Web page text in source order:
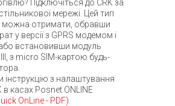
Підключіться до CRK за
мережі. Цей тип
можна отримати, обравши
у версії з GPRS модемом і
встановивши модуль
з micro SIM-картою будь-
інструкцію з налаштування
в касах Posnet ONLINE
OnLine - PDF).